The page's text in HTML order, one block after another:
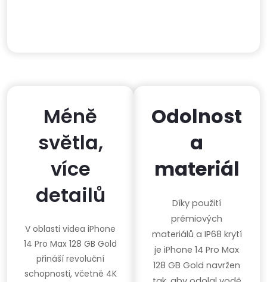
Méně
světla,
více
detailů
V oblasti videa iPhone
14 Pro Max 128 GB Gold
přináší revoluční
schopnosti, včetně 4K
Odolnost
a
materiál
Díky použití
prémiových
materiálů a IP68 krytí
je iPhone 14 Pro Max
128 GB Gold navržen